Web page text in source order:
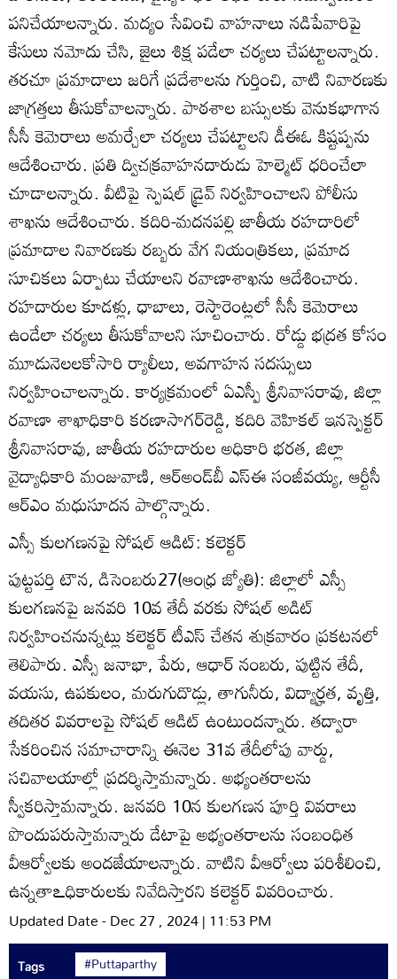
పనిచేయాలన్నారు. మద్యం సేవించి వాహనాలు నడిపేవారిపై
కేసులు నమోదు చేసి, జైలు శిక్ష పడేలా చర్యలు చేపట్టాలన్నారు.
తరచూ ప్రమాదాలు జరిగే ప్రదేశాలను గుర్తించి, వాటి నివారణకు
జాగ్రత్తలు తీసుకోవాలన్నారు. పాఠశాల బస్సులకు వెనుకభాగాన
సీసీ కెమెరాలు అమర్చేలా చర్యలు చేపట్టాలని డీఈఓ కిష్టప్పను
ఆదేశించారు. ప్రతి ద్విచక్రవాహనదారుడు హెల్మెట్‌ ధరించేలా
చూడాలన్నారు. వీటిపై స్పెషల్‌ డ్రైవ్‌ నిర్వహించాలని పోలీసు
శాఖను ఆదేశించారు. కదిరి-మదనపల్లి జాతీయ రహదారిలో
ప్రమాదాల నివారణకు రబ్బరు వేగ నియంత్రికలు, ప్రమాద
సూచికలు ఏర్పాటు చేయాలని రవాణాశాఖను ఆదేశించారు.
రహదారుల కూడళ్లు, ధాబాలు, రెస్టారెంట్లలో సీసీ కెమెరాలు
ఉండేలా చర్యలు తీసుకోవాలని సూచించారు. రోడ్డు భద్రత కోసం
మూడునెలలకోసారి ర్యాలీలు, అవగాహన సదస్సులు
నిర్వహించాలన్నారు. కార్యక్రమంలో ఏఎస్పీ శ్రీనివాసరావు, జిల్లా
రవాణా శాఖాధికారి కరణాసాగర్‌రెడ్డి, కదిరి వెహికల్‌ ఇనస్పెక్టర్‌
శ్రీనివాసరావు, జాతీయ రహదారుల అధికారి భరత, జిల్లా
వైద్యాధికారి మంజువాణి, ఆర్‌అండ్‌బీ ఎస్‌ఈ సంజీవయ్య, ఆర్టీసీ
ఆర్‌ఎం మధుసూదన పాల్గొన్నారు.
ఎస్సీ కులగణనపై సోషల్‌ ఆడిట్‌: కలెక్టర్‌
పుట్టపర్తి టౌన, డిసెంబరు27(ఆంధ్ర జ్యోతి): జిల్లాలో ఎస్సీ
కులగణనపై జనవరి 10వ తేదీ వరకు సోషల్‌ అడిట్‌
నిర్వహించనున్నట్లు కలెక్టర్‌ టీఎస్‌ చేతన శుక్రవారం ప్రకటనలో
తెలిపారు. ఎస్సీ జనాభా, పేరు, ఆధార్‌ నంబరు, పుట్టిన తేదీ,
వయసు, ఉపకులం, మరుగుదొడ్లు, తాగునీరు, విద్యార్హత, వృత్తి,
తదితర వివరాలపై సోషల్‌ ఆడిట్‌ ఉంటుందన్నారు. తద్వారా
సేకరించిన సమాచారాన్ని ఈనెల 31వ తేదీలోపు వార్డు,
సచివాలయాల్లో ప్రదర్శిస్తామన్నారు. అభ్యంతరాలను
స్వీకరిస్తామన్నారు. జనవరి 10న కులగణన పూర్తి వివరాలు
పొందుపరుస్తామన్నారు డేటాపై అభ్యంతరాలను సంబంధిత
వీఆర్వోలకు అందజేయాలన్నారు. వాటిని వీఆర్వోలు పరిశీలించి,
ఉన్నతాఽధికారులకు నివేదిస్తారని కలెక్టర్‌ వివరించారు.
Updated Date - Dec 27 , 2024 | 11:53 PM
Tags #Puttaparthy